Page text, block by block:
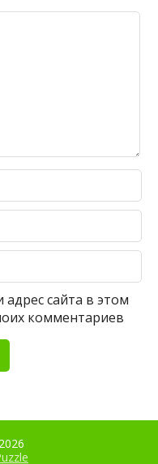
сайта в этом
комментариев